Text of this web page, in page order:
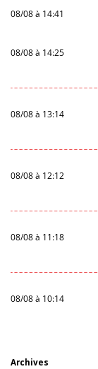
08/08 à 14:41
08/08 à 14:25
08/08 à 13:14
08/08 à 12:12
08/08 à 11:18
08/08 à 10:14
Archives